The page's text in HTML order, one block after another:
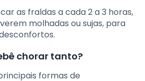
as fraldas a cada 2 a 3 horas,
molhadas ou sujas, para
chorar tanto?
formas de